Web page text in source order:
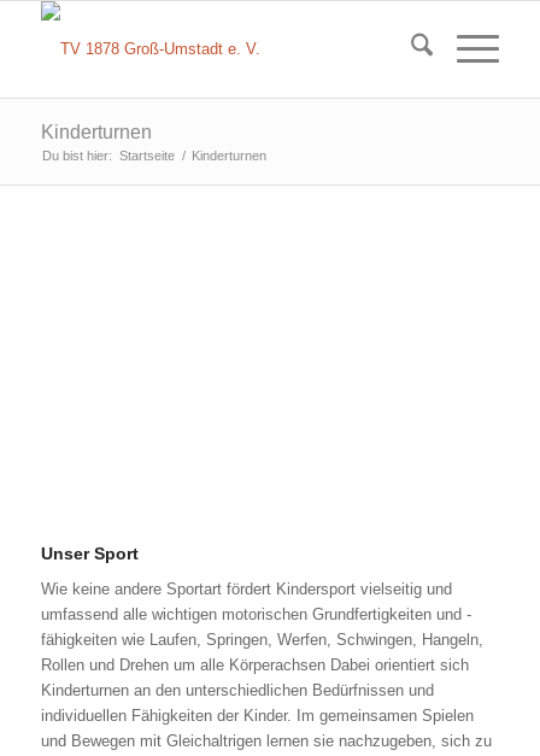
Kinderturnen
Du bist hier: Startseite / Kinderturnen
Unser Sport
Wie keine andere Sportart fördert Kindersport vielseitig und
umfassend alle wichtigen motorischen Grundfertigkeiten und -
fähigkeiten wie Laufen, Springen, Werfen, Schwingen, Hangeln,
Rollen und Drehen um alle Körperachsen Dabei orientiert sich
Kinderturnen an den unterschiedlichen Bedürfnissen und
individuellen Fähigkeiten der Kinder. Im gemeinsamen Spielen
und Bewegen mit Gleichaltrigen lernen sie nachzugeben, sich zu